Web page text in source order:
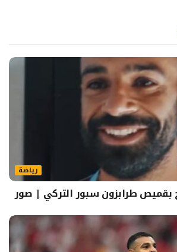
رياضة
بقميص طرابزون سبور التركي | صور